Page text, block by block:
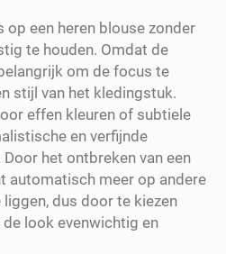
een heren blouse zonder
te houden. Omdat de
om de focus te
stijl van het kledingstuk.
effen kleuren of subtiele
en verfijnde
het ontbreken van een
automatisch meer op andere
dus door te kiezen
look evenwichtig en